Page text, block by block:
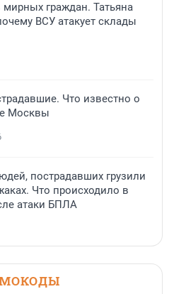
мирных граждан. Татьяна
ВСУ атакует склады
Что известно о
Москвы
пострадавших грузили
Что происходило в
атаки БПЛА